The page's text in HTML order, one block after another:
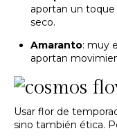
aportan un
seco.
Amaranto: muy
aportan
Usar flor de
sino también ética.